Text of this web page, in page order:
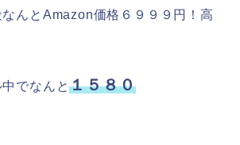
んとAmazon価格６９９９円！高
中でなんと１５８０